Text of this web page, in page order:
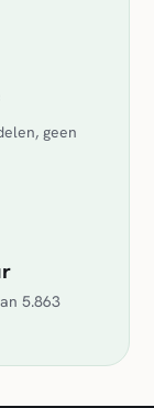
geen
5.863